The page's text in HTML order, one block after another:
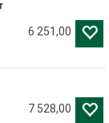
6 251,00
7 528,00